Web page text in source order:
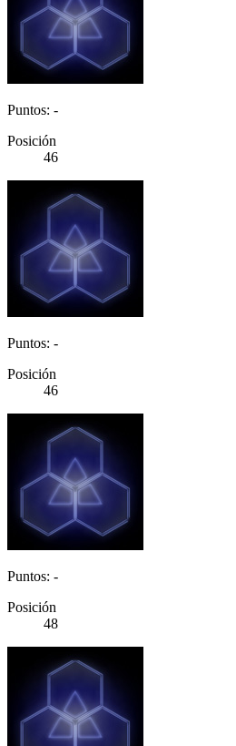
Puntos: -
Posición
46
Puntos: -
Posición
46
Puntos: -
Posición
48